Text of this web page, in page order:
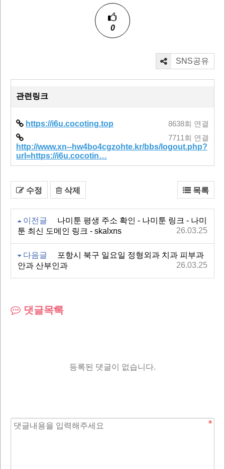
0
SNS공유
관련링크
https://i6u.cocoting.top 8638회 연결
http://www.xn--hw4bo4cgzohte.kr/bbs/logout.php?
url=https://i6u.cocotin…
7711회 연결
수정 삭제 목록
이전글
나미툰 평생 주소 확인 - 나미툰 링크 - 나미
툰 최신 도메인 링크 - skalxns
26.03.25
다음글
포항시 북구 일요일 정형외과 치과 피부과
안과 산부인과
26.03.25
댓글목록
등록된 댓글이 없습니다.